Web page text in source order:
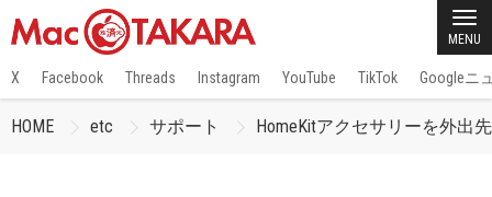
MENU
X Facebook Threads Instagram YouTube TikTok Googleニ
HOME etc サポート HomeKitアクセサリーを外出